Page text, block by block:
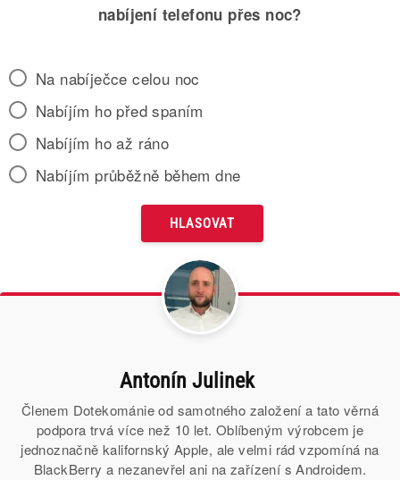
nabíjení telefonu přes noc?
Na nabíječce celou noc
Nabíjím ho před spaním
Nabíjím ho až ráno
Nabíjím průběžně během dne
Antonín Julinek
Členem Dotekománie od samotného založení a tato věrná
podpora trvá více než 10 let. Oblíbeným výrobcem je
jednoznačně kalifornský Apple, ale velmi rád vzpomíná na
BlackBerry a nezanevřel ani na zařízení s Androidem.